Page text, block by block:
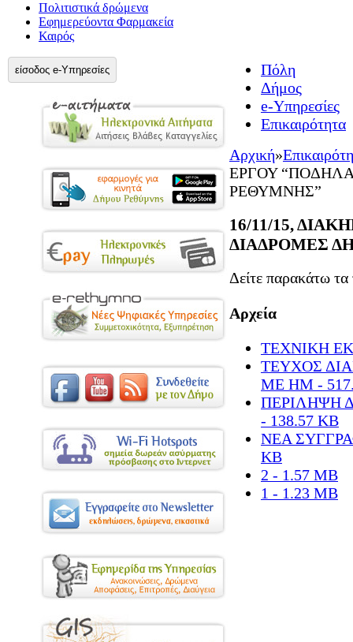
Πολιτιστικά δρώμενα
Εφημερεύοντα Φαρμακεία
Καιρός
είσοδος e-Υπηρεσίες
Πόλη
Δήμος
e-Υπηρεσίες
Επικαιρότητα
Αρχική»
ΕΡΓΟΥ
ΡΕΘΥΜΝΗΣ”
16/11/15,
ΔΙΑΔΡΟΜΕΣ
Δείτε παρακάτω τα
Αρχεία
ΤΕΧΝΙΚΗ
ΤΕΥΧΟΣ
ΜΕ ΗΜ -
ΠΕΡΙΛΗΨΗ
- 138.57 KB
ΝΕΑ
KB
2 - 1.57 MB
1 - 1.23 MB